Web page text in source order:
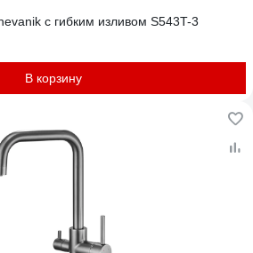
с гибким изливом S543T-3
В корзину